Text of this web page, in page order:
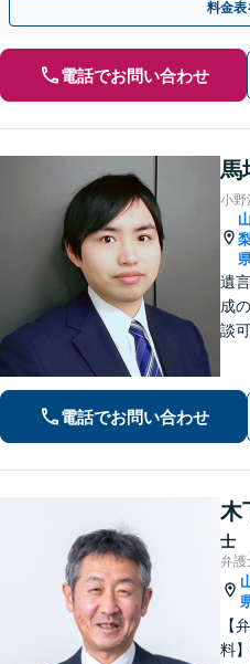
料金表
電話でお問い合わせ
馬
小野
山
遺
成
談
可
電話でお問い合わせ
木
士
弁護
【
料